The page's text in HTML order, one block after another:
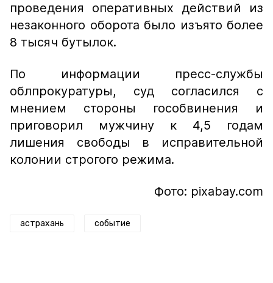
проведения оперативных действий из
незаконного оборота было изъято более
8 тысяч бутылок.
По информации пресс-службы
облпрокуратуры, суд согласился с
мнением стороны гособвинения и
приговорил мужчину к 4,5 годам
лишения свободы в исправительной
колонии строгого режима.
Фото: pixabay.com
астрахань событие